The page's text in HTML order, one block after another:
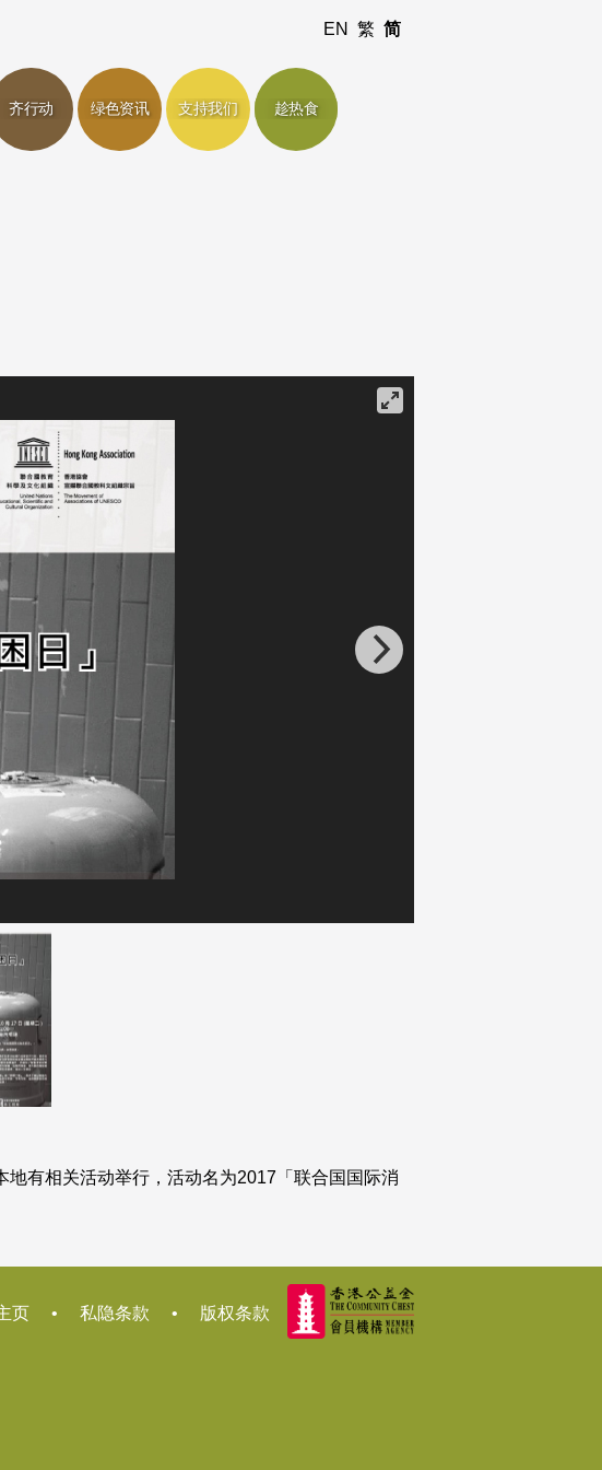
EN 繁 简
齐行动 绿色资讯 支持我们 趁热食
有相关活动举行，活动名为2017「联合国国际消
页• 私隐条款 • 版权条款